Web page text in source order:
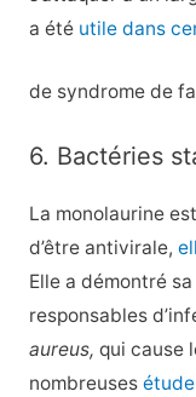
a été utile dans
de syndrome de
6. Bactéries
La monolaurine
d’être antivirale,
Elle a démontré
responsables
aureus, qui cause
nombreuses